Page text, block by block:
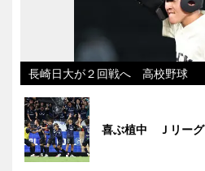
長崎日大が２回戦へ 高校野球
喜ぶ植中 Ｊリーグ